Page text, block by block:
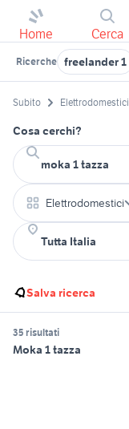
Home Cerca
Ricerche freelander 1
Subito Elettrodomestici
Cosa cerchi?
Elettrodomestici
Salva ricerca
35 risultati
Moka 1 tazza